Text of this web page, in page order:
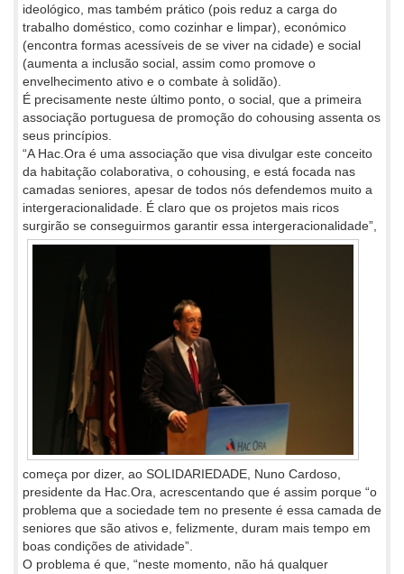
ideológico, mas também prático (pois reduz a carga do
trabalho doméstico, como cozinhar e limpar), económico
(encontra formas acessíveis de se viver na cidade) e social
(aumenta a inclusão social, assim como promove o
envelhecimento ativo e o combate à solidão).
É precisamente neste último ponto, o social, que a primeira
associação portuguesa de promoção do cohousing assenta os
seus princípios.
“A Hac.Ora é uma associação que visa divulgar este conceito
da habitação colaborativa, o cohousing, e está focada nas
camadas seniores, apesar de todos nós defendemos muito a
intergeracionalidade. É claro que os projetos mais ricos
surgirão se conseguirmos garantir essa intergeracionalidade”,
começa por dizer, ao SOLIDARIEDADE, Nuno Cardoso,
presidente da Hac.Ora, acrescentando que é assim porque “o
problema que a sociedade tem no presente é essa camada de
seniores que são ativos e, felizmente, duram mais tempo em
boas condições de atividade”.
O problema é que, “neste momento, não há qualquer